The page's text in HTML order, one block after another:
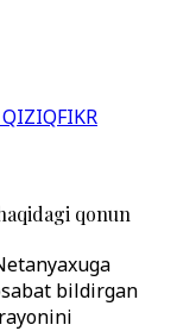
FIKR
qonun
bildirgan